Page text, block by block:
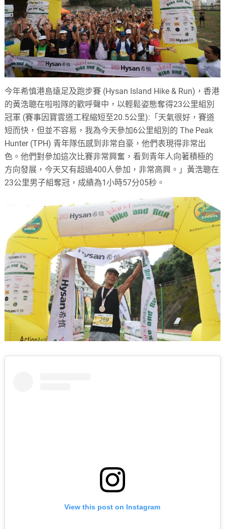
今年希慎港島遠足及跑步賽 (Hysan Island Hike & Run)，香港
的黃浩聰在啦啦隊的歡呼聲中，以輕鬆姿態奪得23公里組別
冠軍 (賽事因寶雲道工程縮短至20.5公里):「天氣很好，賽道
短而快，但並不容易，我為今天參加6公里組別的 The Peak
Hunter (TPH) 青年隊伍感到非常自豪，他們表現得非常出
色。他們對參加這次比賽非常興奮，看到青年人向著積極的
方向發展，今天又有超過400人參加，非常高興。」黃浩聰在
23公里男子組奪冠，成績為1小時57分05秒。
View this post on Instagram